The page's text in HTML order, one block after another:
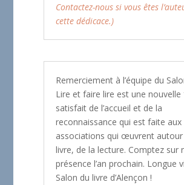
Contactez-nous si vous êtes
cette dédicace.)
Remerciement à l’équipe du
Lire et faire lire est une nouvelle
satisfait de l’accueil et de la
reconnaissance qui est faite aux
associations qui œuvrent autour
livre, de la lecture. Comptez sur
présence l’an prochain. Longue
Salon du livre d’Alençon !